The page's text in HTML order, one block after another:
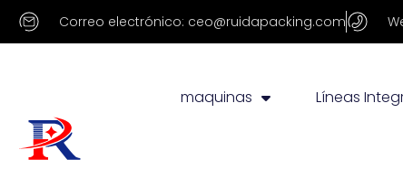
Correo electrónico: ceo@ruidapacking.com
maquinas Líneas